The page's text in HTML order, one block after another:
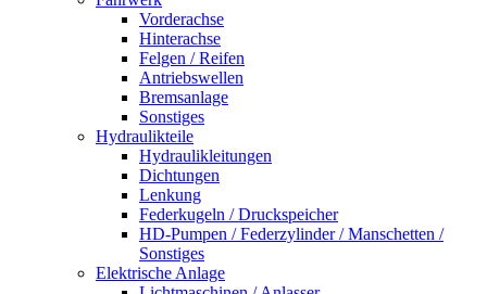
Vorderachse
Hinterachse
Felgen / Reifen
Antriebswellen
Bremsanlage
Sonstiges
Hydraulikteile
Hydraulikleitungen
Dichtungen
Lenkung
Federkugeln / Druckspeicher
HD-Pumpen / Federzylinder / Manschetten /
Sonstiges
Elektrische Anlage